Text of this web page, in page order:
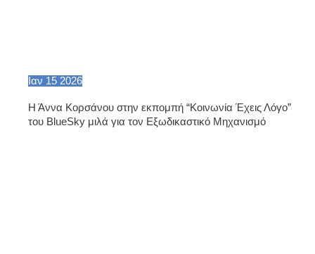
Ιαν 15 2026
Η Άννα Κορσάνου στην εκπομπή “Κοινωνία Έχεις Λόγο”
του BlueSky μιλά για τον Εξωδικαστικό Μηχανισμό